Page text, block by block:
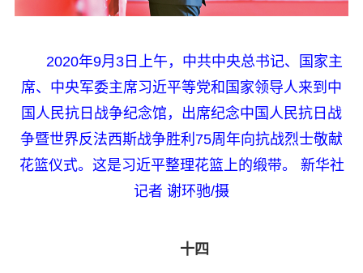
2020年9月3日上午，中共中央总书记、国家主
席、中央军委主席习近平等党和国家领导人来到中
国人民抗日战争纪念馆，出席纪念中国人民抗日战
争暨世界反法西斯战争胜利75周年向抗战烈士敬献
花篮仪式。这是习近平整理花篮上的缎带。 新华社
记者 谢环驰/摄
十四